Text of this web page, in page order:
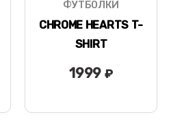
ФУТБОЛКИ
CHROME HEARTS T-
SHIRT
1999₽